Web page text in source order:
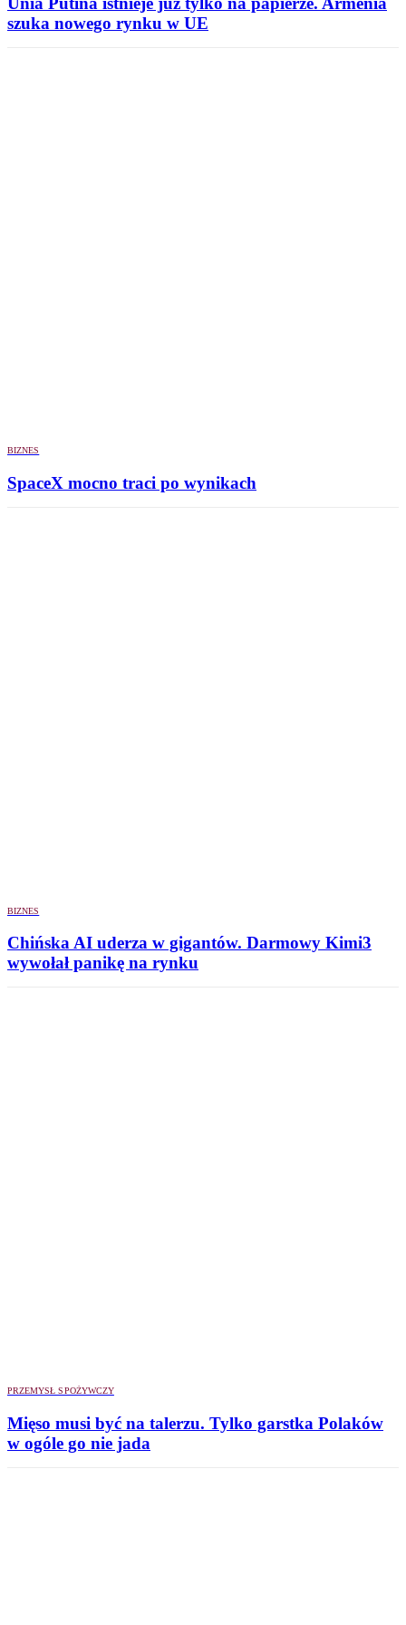
szuka nowego rynku w UE
BIZNES
SpaceX mocno traci po wynikach
BIZNES
Chińska AI uderza w gigantów. Darmowy Kimi3
wywołał panikę na rynku
PRZEMYSŁ SPOŻYWCZY
Mięso musi być na talerzu. Tylko garstka Polaków
w ogóle go nie jada